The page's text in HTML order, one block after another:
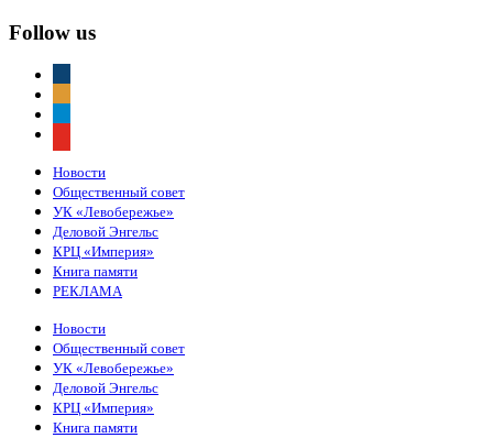
Follow us
Новости
Общественный совет
УК «Левобережье»
Деловой Энгельс
КРЦ «Империя»
Книга памяти
РЕКЛАМА
Новости
Общественный совет
УК «Левобережье»
Деловой Энгельс
КРЦ «Империя»
Книга памяти